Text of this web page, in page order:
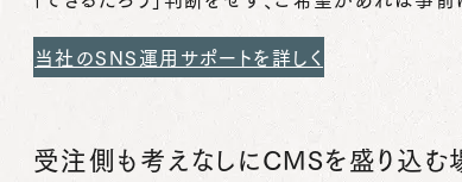
当社のSNS運用サポートを詳しく
受注側も考えなしにCMSを盛り込む